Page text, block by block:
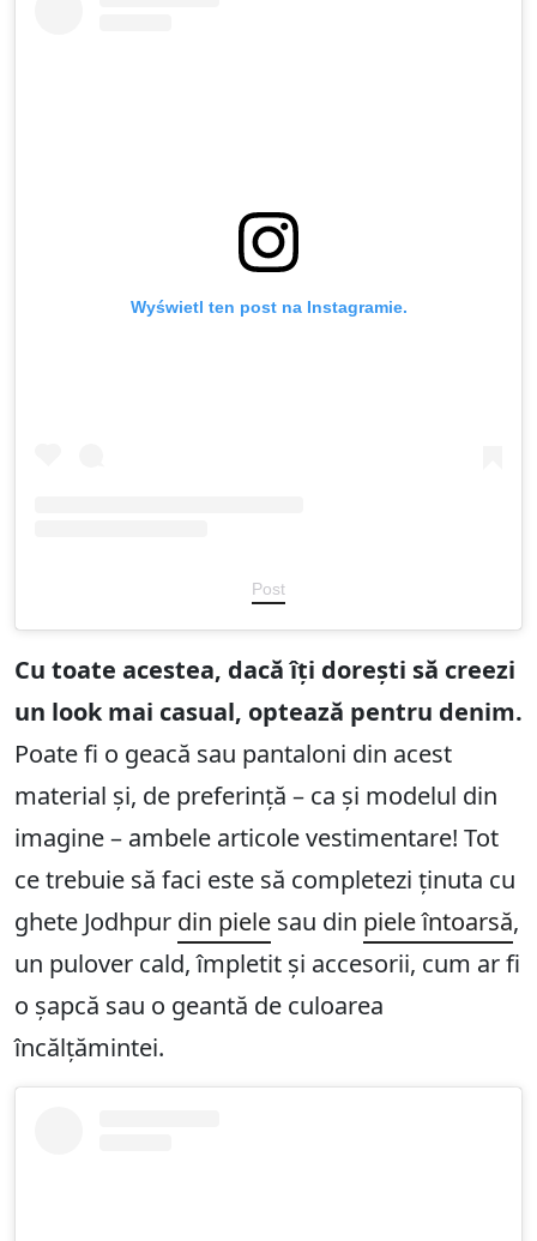
Wyświetl ten post na Instagramie.
Post
Cu toate acestea, dacă îți dorești să creezi
un look mai casual, optează pentru denim.
Poate fi o geacă sau pantaloni din acest
material și, de preferință – ca și modelul din
imagine – ambele articole vestimentare! Tot
ce trebuie să faci este să completezi ținuta cu
ghete Jodhpur din piele sau din piele întoarsă,
un pulover cald, împletit și accesorii, cum ar fi
o șapcă sau o geantă de culoarea
încălțămintei.